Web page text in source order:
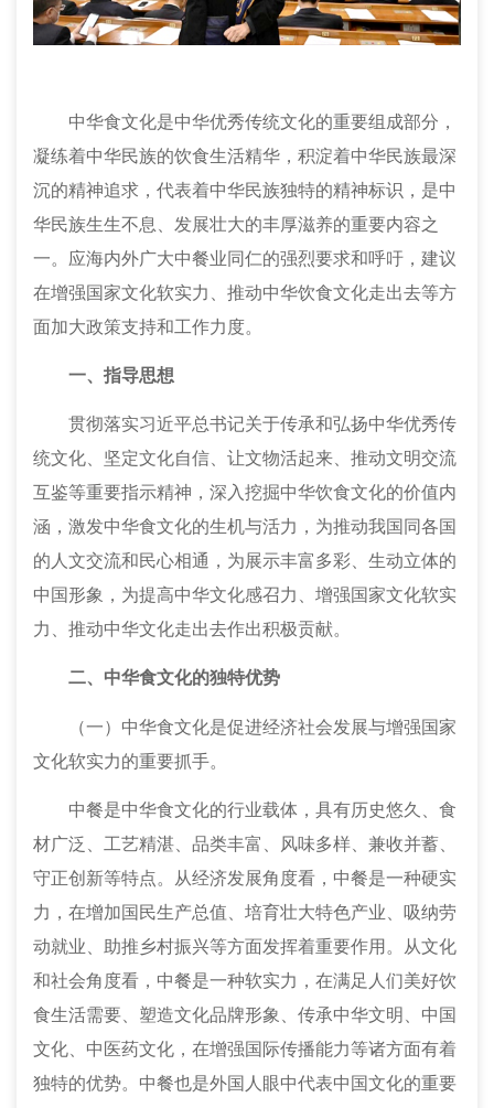
中华食文化是中华优秀传统文化的重要组成部分，
凝练着中华民族的饮食生活精华，积淀着中华民族最深
沉的精神追求，代表着中华民族独特的精神标识，是中
华民族生生不息、发展壮大的丰厚滋养的重要内容之
一。应海内外广大中餐业同仁的强烈要求和呼吁，建议
在增强国家文化软实力、推动中华饮食文化走出去等方
面加大政策支持和工作力度。
一、指导思想
贯彻落实习近平总书记关于传承和弘扬中华优秀传
统文化、坚定文化自信、让文物活起来、推动文明交流
互鉴等重要指示精神，深入挖掘中华饮食文化的价值内
涵，激发中华食文化的生机与活力，为推动我国同各国
的人文交流和民心相通，为展示丰富多彩、生动立体的
中国形象，为提高中华文化感召力、增强国家文化软实
力、推动中华文化走出去作出积极贡献。
二、中华食文化的独特优势
（一） 中华食文化是促进经济社会发展与增强国家
文化软实力的重要抓手。
中餐是中华食文化的行业载体，具有历史悠久、食
材广泛、工艺精湛、品类丰富、风味多样、兼收并蓄、
守正创新等特点。从经济发展角度看，中餐是一种硬实
力，在增加国民生产总值、培育壮大特色产业、吸纳劳
动就业、助推乡村振兴等方面发挥着重要作用。从文化
和社会角度看，中餐是一种软实力，在满足人们美好饮
食生活需要、塑造文化品牌形象、传承中华文明、中国
文化、中医药文化，在增强国际传播能力等诸方面有着
独特的优势。中餐也是外国人眼中代表中国文化的重要